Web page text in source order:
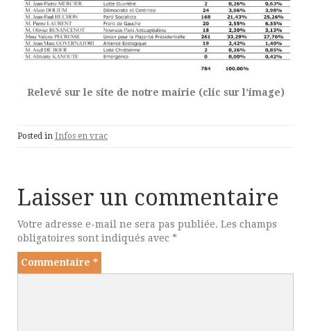
Relevé sur le site de notre mairie (clic sur l’image)
Posted in Infos en vrac
Laisser un commentaire
Votre adresse e-mail ne sera pas publiée. Les champs
obligatoires sont indiqués avec *
Commentaire *